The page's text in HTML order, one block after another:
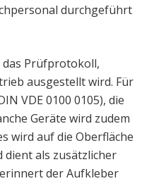
durchgeführt
das Prüfprotokoll,
ausgestellt wird. Für
VDE 0100 0105), die
Geräte wird zudem
wird auf die Oberfläche
dient als zusätzlicher
der Aufkleber